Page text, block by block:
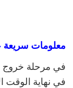
معلومات سريعة
في مرحلة خروج
في نهاية الوقت